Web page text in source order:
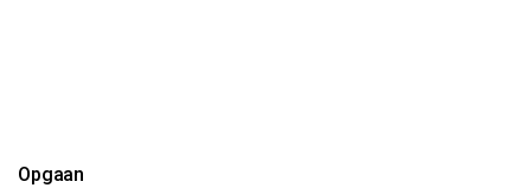
Opgaan